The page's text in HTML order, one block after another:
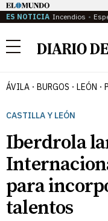
ES NOTICIA Incendios
Menú
ÁVILA BURGOS LEÓN
CASTILLA Y LEÓN
Iberdrola
para
talentos